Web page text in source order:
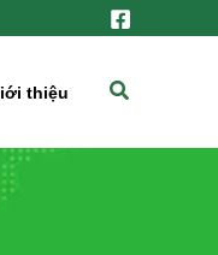
thiệu
Tìm